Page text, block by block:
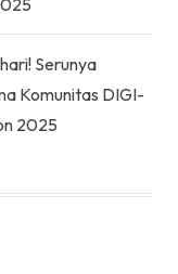
Serunya
Komunitas DIGI-
2025